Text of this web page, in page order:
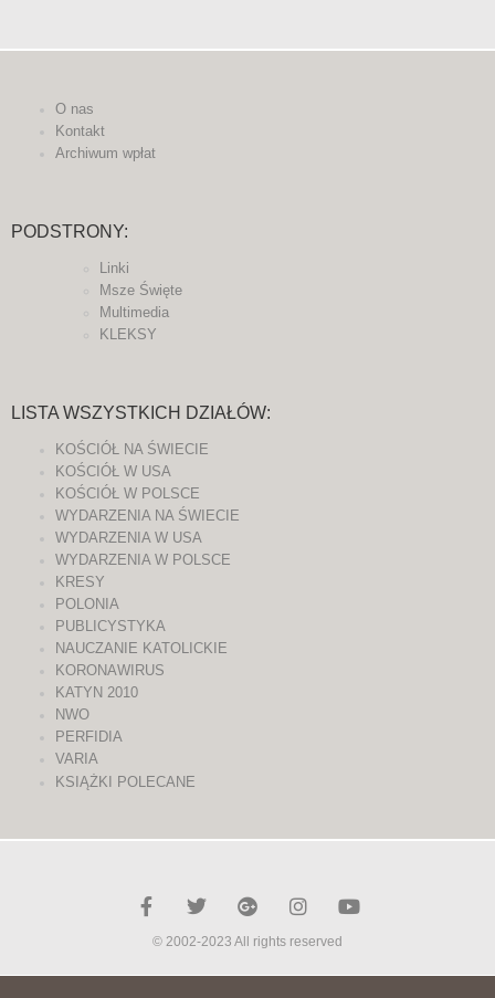
O nas
Kontakt
Archiwum wpłat
PODSTRONY:
Linki
Msze Święte
Multimedia
KLEKSY
LISTA WSZYSTKICH DZIAŁÓW:
KOŚCIÓŁ NA ŚWIECIE
KOŚCIÓŁ W USA
KOŚCIÓŁ W POLSCE
WYDARZENIA NA ŚWIECIE
WYDARZENIA W USA
WYDARZENIA W POLSCE
KRESY
POLONIA
PUBLICYSTYKA
NAUCZANIE KATOLICKIE
KORONAWIRUS
KATYN 2010
NWO
PERFIDIA
VARIA
KSIĄŻKI POLECANE
© 2002-2023 All rights reserved